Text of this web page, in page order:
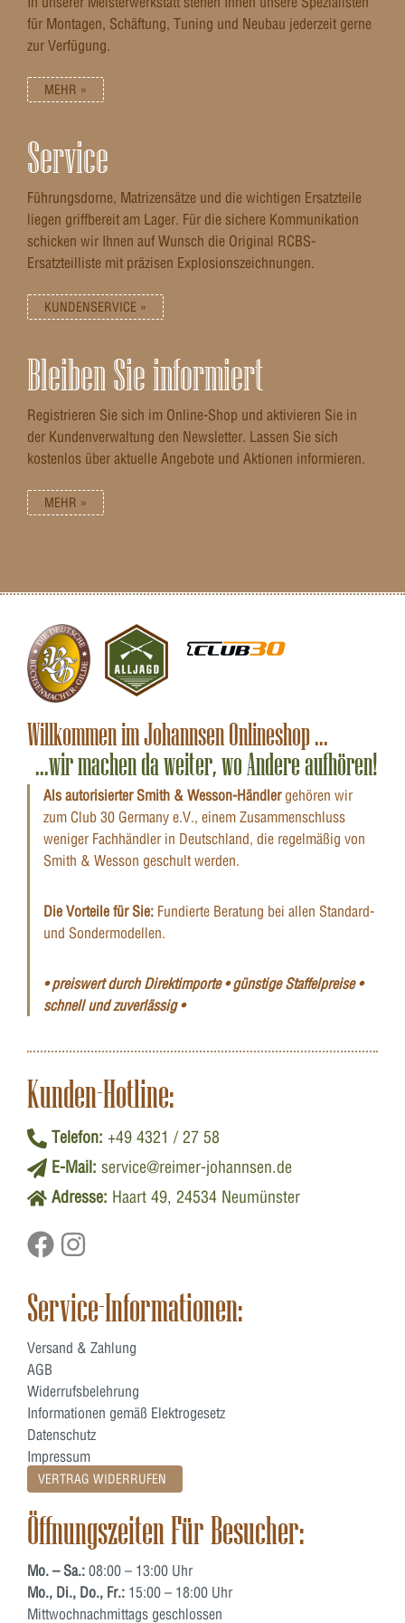
Seite auf 100 m 205 cm • Verstellung pro Klick auf 100 m
1.6 cmFeaturesAkku Li-Ion • Akkulaufzeit 10
hPhysikalischFunktionstemperatur − 10°C | + 50°C (+ 14 °F
x 2.4 x 2.6") • Gewicht 650 g (22.9 oz)
für Montagen, Schäftung, Tuning und Neubau jederzeit gerne
zur Verfügung.
MEHR »
Service
Führungsdorne, Matrizensätze und die wichtigen Ersatzteile
liegen griffbereit am Lager. Für die sichere Kommunikation
schicken wir Ihnen auf Wunsch die Original RCBS-
Ersatzteilliste mit präzisen Explosionszeichnungen.
KUNDENSERVICE »
Bleiben Sie informiert
Registrieren Sie sich im Online-Shop und aktivieren Sie in
der Kundenverwaltung den Newsletter. Lassen Sie sich
kostenlos über aktuelle Angebote und Aktionen informieren.
MEHR »
Willkommen im Johannsen Onlineshop ...
...wir machen da weiter, wo Andere aufhören!
Als autorisierter Smith & Wesson-Händlergehören wir
zum Club 30 Germany e.V., einem Zusammenschluss
weniger Fachhändler in Deutschland, die regelmäßig von
Smith & Wesson geschult werden.
Die Vorteile für Sie: Fundierte Beratung bei allen Standard-
und Sondermodellen.
• preiswert durch Direktimporte • günstige Staffelpreise •
schnell und zuverlässig •
Kunden-Hotline:
Telefon: +49 4321 / 27 58
E-Mail: service@reimer-johannsen.de
Adresse: Haart 49, 24534 Neumünster
Service-Informationen:
Versand & Zahlung
AGB
Widerrufsbelehrung
Informationen gemäß Elektrogesetz
Datenschutz
Impressum
VERTRAG WIDERRUFEN
Öffnungszeiten Für Besucher:
Mo. – Sa.: 08:00 – 13:00 Uhr
Mo., Di., Do., Fr.: 15:00 – 18:00 Uhr
Mittwochnachmittags geschlossen